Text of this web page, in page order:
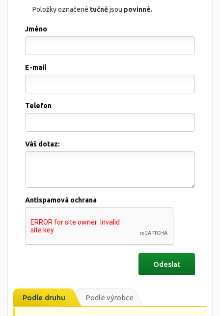
Položky označené tučnějsou povinné.
Jméno
E-mail
Telefon
Váš dotaz:
Antispamová ochrana
Podle druhu Podle výrobce